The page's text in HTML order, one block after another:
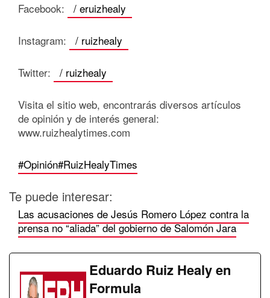
Facebook: / eruizhealy
Instagram: / ruizhealy
Twitter: / ruizhealy
Visita el sitio web, encontrarás diversos artículos
de opinión y de interés general:
www.ruizhealytimes.com
#Opinión#RuizHealyTimes
Te puede interesar:
Las acusaciones de Jesús Romero López contra la
prensa no “aliada” del gobierno de Salomón Jara
Eduardo Ruiz Healy en
Formula